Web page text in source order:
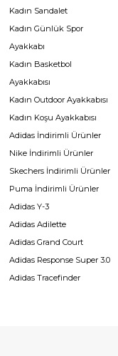
Kadın Sandalet
Kadın Günlük Spor
Ayakkabı
Kadın Basketbol
Ayakkabısı
Kadın Outdoor Ayakkabısı
Kadın Koşu Ayakkabısı
Adidas İndirimli Ürünler
Nike İndirimli Ürünler
Skechers İndirimli Ürünler
Puma İndirimli Ürünler
Adidas Y-3
Adidas Adilette
Adidas Grand Court
Adidas Response Super 3.0
Adidas Tracefinder